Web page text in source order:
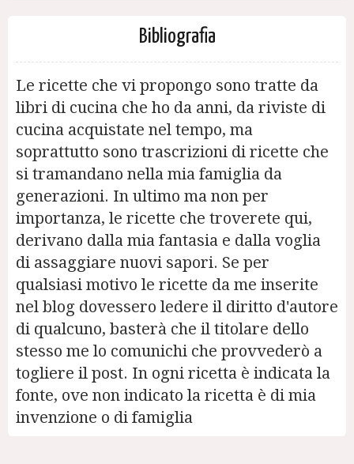
Bibliografia
Le ricette che vi propongo sono tratte da
libri di cucina che ho da anni, da riviste di
cucina acquistate nel tempo, ma
soprattutto sono trascrizioni di ricette che
si tramandano nella mia famiglia da
generazioni. In ultimo ma non per
importanza, le ricette che troverete qui,
derivano dalla mia fantasia e dalla voglia
di assaggiare nuovi sapori. Se per
qualsiasi motivo le ricette da me inserite
nel blog dovessero ledere il diritto d'autore
di qualcuno, basterà che il titolare dello
stesso me lo comunichi che provvederò a
togliere il post. In ogni ricetta è indicata la
fonte, ove non indicato la ricetta è di mia
invenzione o di famiglia